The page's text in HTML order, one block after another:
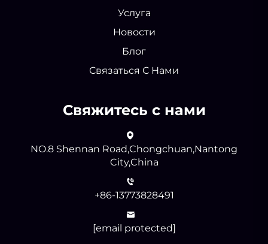
Услуга
Новости
Блог
Связаться С Нами
Свяжитесь с нами
NO.8 Shennan Road,Chongchuan,Nantong
City,China
+86-13773828491
[email protected]